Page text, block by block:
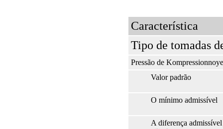
Característica
Tipo de tomadas
Pressão de
Valor padrão
O mínimo admissível
A diferença